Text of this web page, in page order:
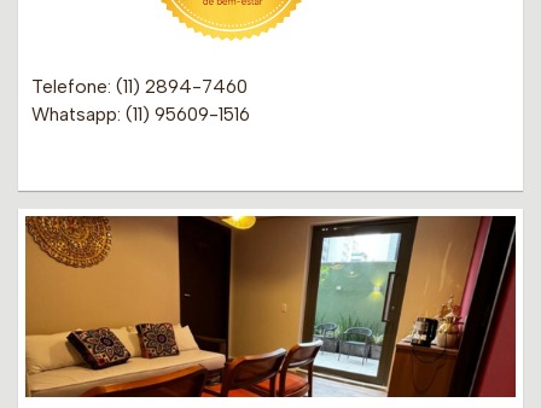
Telefone: (11) 2894-7460
Whatsapp: (11) 95609-1516